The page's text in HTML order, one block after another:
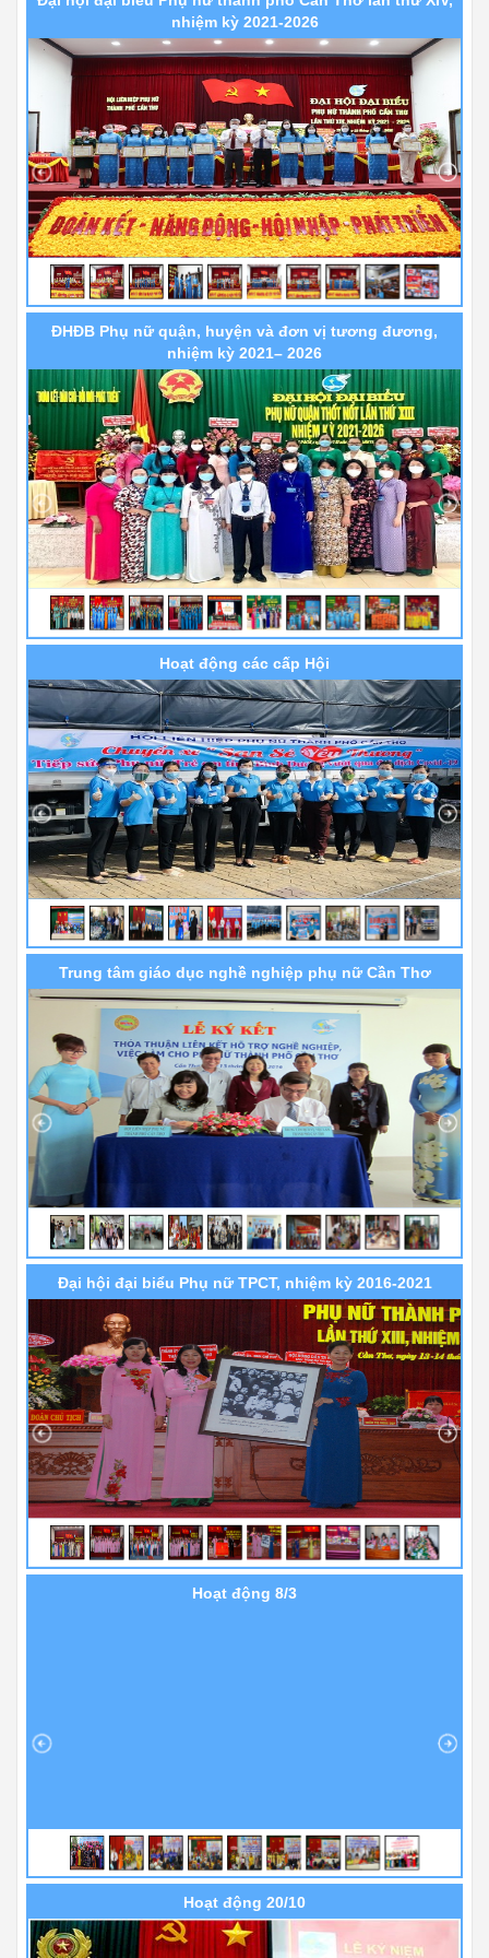
nhiệm kỳ 2021-2026
ĐHĐB Phụ nữ quận, huyện và đơn vị tương đương,
nhiệm kỳ 2021– 2026
Hoạt động các cấp Hội
Trung tâm giáo dục nghề nghiệp phụ nữ Cần Thơ
Đại hội đại biểu Phụ nữ TPCT, nhiệm kỳ 2016-2021
Hoạt động 8/3
Hoạt động 20/10